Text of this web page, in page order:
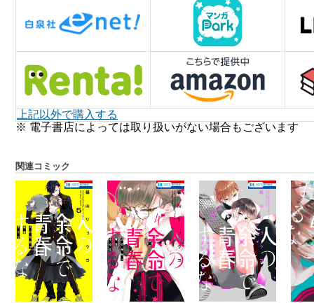
上記以外で購入する
※ 電子書店によっては取り扱いがない場合もございます
関連コミック